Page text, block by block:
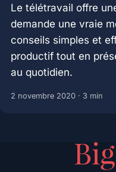
Le télétravail offre
demande une vraie
conseils simples et
productif tout en
au quotidien.
2 novembre 2020· 3 min